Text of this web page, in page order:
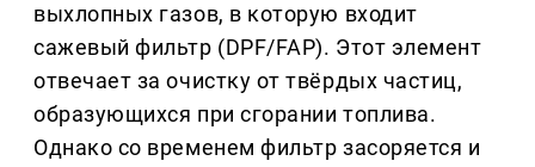
выхлопных газов, в которую входит
сажевый фильтр (DPF/FAP). Этот элемент
отвечает за очистку от твёрдых частиц,
образующихся при сгорании топлива.
Однако со временем фильтр засоряется и